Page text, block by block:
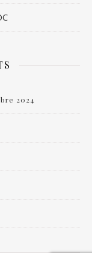
2024